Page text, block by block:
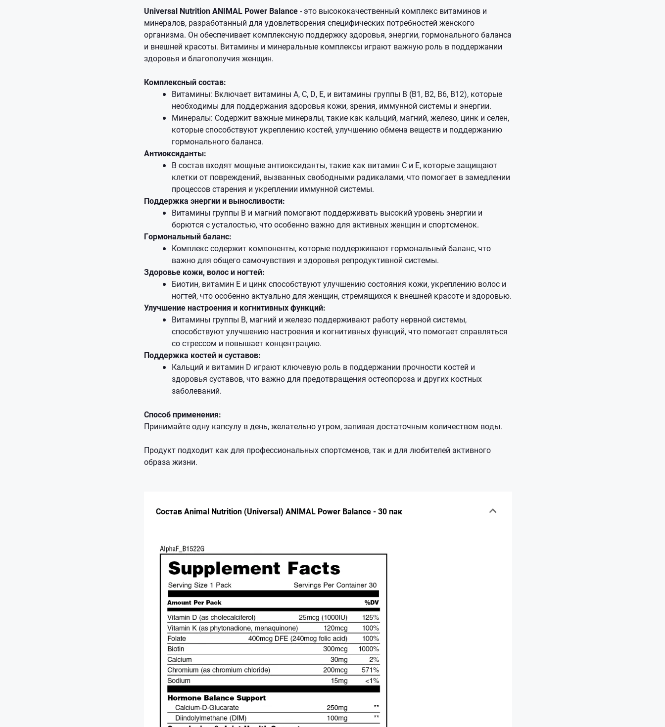
Universal Nutrition ANIMAL Power Balance- это высококачественный комплекс витаминов и
минералов, разработанный для удовлетворения специфических потребностей женского
организма. Он обеспечивает комплексную поддержку здоровья, энергии, гормонального баланса
и внешней красоты. Витамины и минеральные комплексы играют важную роль в поддержании
здоровья и благополучия женщин.
Комплексный состав:
Витамины: Включает витамины A, C, D, E, и витамины группы B (B1, B2, B6, B12), которые
необходимы для поддержания здоровья кожи, зрения, иммунной системы и энергии.
Минералы: Содержит важные минералы, такие как кальций, магний, железо, цинк и селен,
которые способствуют укреплению костей, улучшению обмена веществ и поддержанию
гормонального баланса.
Антиоксиданты:
В состав входят мощные антиоксиданты, такие как витамин С и Е, которые защищают
клетки от повреждений, вызванных свободными радикалами, что помогает в замедлении
процессов старения и укреплении иммунной системы.
Поддержка энергии и выносливости:
Витамины группы B и магний помогают поддерживать высокий уровень энергии и
борются с усталостью, что особенно важно для активных женщин и спортсменок.
Гормональный баланс:
Комплекс содержит компоненты, которые поддерживают гормональный баланс, что
важно для общего самочувствия и здоровья репродуктивной системы.
Здоровье кожи, волос и ногтей:
Биотин, витамин Е и цинк способствуют улучшению состояния кожи, укреплению волос и
ногтей, что особенно актуально для женщин, стремящихся к внешней красоте и здоровью.
Улучшение настроения и когнитивных функций:
Витамины группы B, магний и железо поддерживают работу нервной системы,
способствуют улучшению настроения и когнитивных функций, что помогает справляться
со стрессом и повышает концентрацию.
Поддержка костей и суставов:
Кальций и витамин D играют ключевую роль в поддержании прочности костей и
здоровья суставов, что важно для предотвращения остеопороза и других костных
заболеваний.
Способ применения:
Принимайте одну капсулу в день, желательно утром, запивая достаточным количеством воды.
Продукт подходит как для профессиональных спортсменов, так и для любителей активного
образа жизни.
Состав Animal Nutrition (Universal) ANIMAL Power Balance - 30 пак